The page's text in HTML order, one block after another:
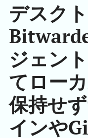
デスク
ジェン
てロー
保持せ
インや